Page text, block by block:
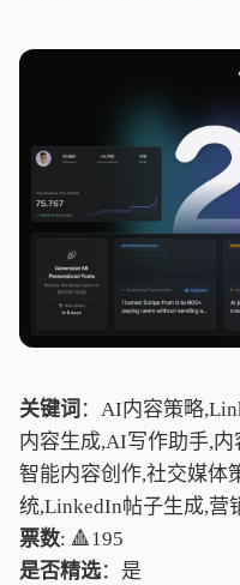
关键词 ：AI内容策略
内容生成,AI写作助手,
智能内容创作,社交媒体
统,LinkedIn帖子生成,营
票数: 🔺195
是否精选：是